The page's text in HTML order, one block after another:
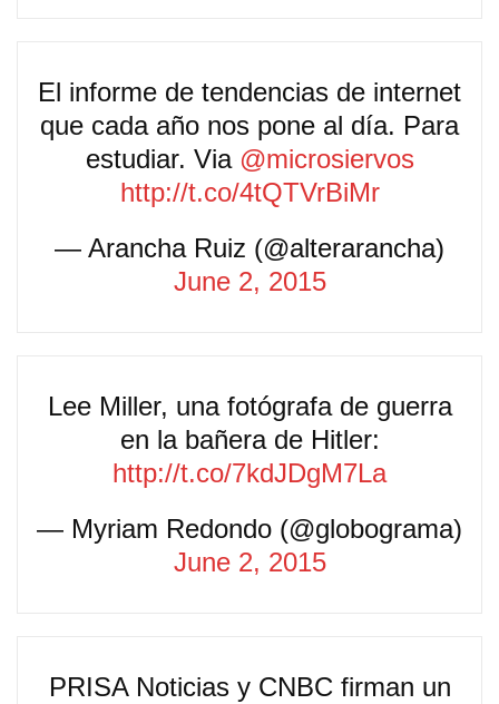
El informe de tendencias de internet
que cada año nos pone al día. Para
estudiar. Via @microsiervos
http://t.co/4tQTVrBiMr
— Arancha Ruiz (@alterarancha)
June 2, 2015
Lee Miller, una fotógrafa de guerra
en la bañera de Hitler:
http://t.co/7kdJDgM7La
— Myriam Redondo (@globograma)
June 2, 2015
PRISA Noticias y CNBC firman un